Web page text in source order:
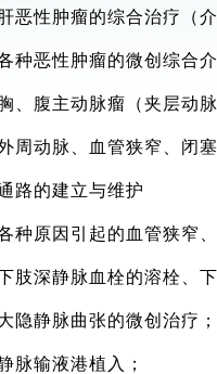
恶性肿瘤的综合治疗（
种恶性肿瘤的微创综合介
、腹主动脉瘤（夹层动
周动脉、血管狭窄、闭
路的建立与维护
种原因引起的血管狭窄
肢深静脉血栓的溶栓、
隐静脉曲张的微创治疗；
脉输液港植入；